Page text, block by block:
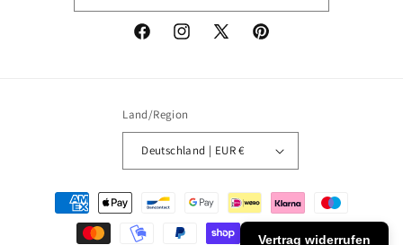
FacebookInstagram
X
Pinterest
Land/Region
Deutschland | EUR €
Zahlungsmethoden
Vertrag widerrufen